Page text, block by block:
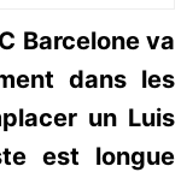
Barcelone va
dans les
un Luis
est longue